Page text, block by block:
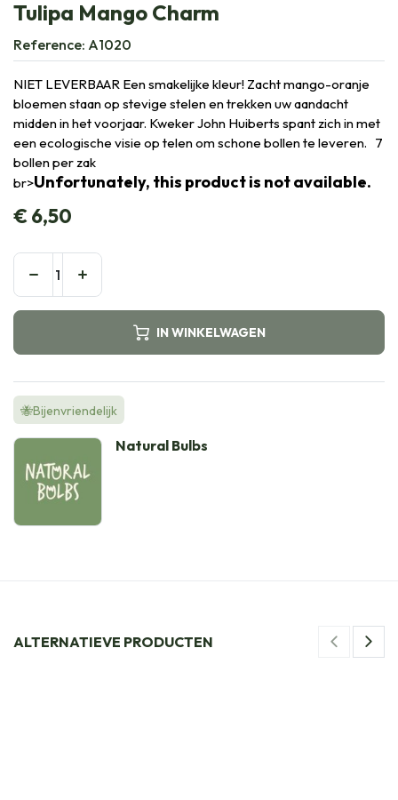
Tulipa Mango Charm
Reference: A1020
NIET LEVERBAAR Een smakelijke kleur! Zacht mango-oranje
bloemen staan op stevige stelen en trekken uw aandacht
midden in het voorjaar. Kweker John Huiberts spant zich in met
een ecologische visie op telen om schone bollen te leveren. 7
bollen per zak
br>Unfortunately, this product is not available.
€6,50
IN WINKELWAGEN
🐝Bijenvriendelijk
Natural Bulbs
ALTERNATIEVE PRODUCTEN